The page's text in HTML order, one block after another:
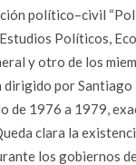
político–civil
Políticos,
y otro de los
dirigido por
de 1976 a 1979,
clara la
los gobiernos